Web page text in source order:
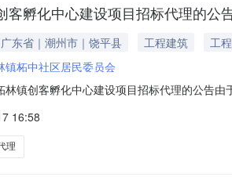
客孵化中心建设项目招标代理的公
广东省｜潮州市｜饶平县 工程建筑
工程
镇柘中社区居民委员会
林镇创客孵化中心建设项目招标代理的公告
建设项目项目建设内容及规模：1.拆除清理
事项：施工招标代理
16:58
理